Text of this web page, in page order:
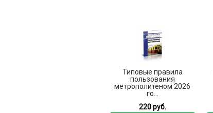
Типовые правила
пользования
метрополитеном 2026
го...
220 руб.